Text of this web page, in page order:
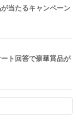
が当たるキャンペーン
ート回答で豪華賞品が